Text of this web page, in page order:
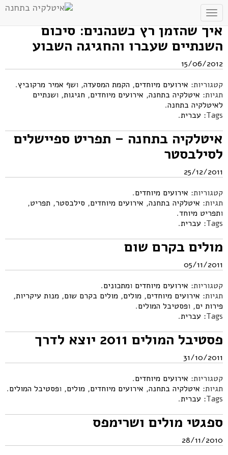
Toggle
navigation
איך שהזמן רץ כשנהנים: סיכום
השנתיים שעברו והחגיגה השבוע
15/06/2012
קטגוריות: אירועים מיוחדים, הקמת המסעדה, ושף אמיר מרקוביץ.
תגיות: איטלקיה בתחנה, אירועים מיוחדים, חגיגות, ושנתיים
לאיטלקיה בתחנה.
Tags: עברית.
איטלקיה בתחנה – תפריט ספיישלים
לסילבסטר
25/12/2011
קטגוריות: אירועים מיוחדים.
תגיות: איטלקיה בתחנה, אירועים מיוחדים, סילבסטר, תפריט,
ותפריט מיוחד.
Tags: עברית.
מולים בקרם שום
05/11/2011
קטגוריות: אירועים מיוחדים ומתכונים.
תגיות: אירועים מיוחדים, מולים, מולים בקרם שום, מנות עיקריות,
פירות ים, ופסטיבל המולים.
Tags: עברית.
פסטיבל המולים 2011 יוצא לדרך
31/10/2011
קטגוריות: אירועים מיוחדים.
תגיות: איטלקיה בתחנה, אירועים מיוחדים, מולים, ופסטיבל המולים.
Tags: עברית.
ספגטי מולים ושרימפס
28/11/2010